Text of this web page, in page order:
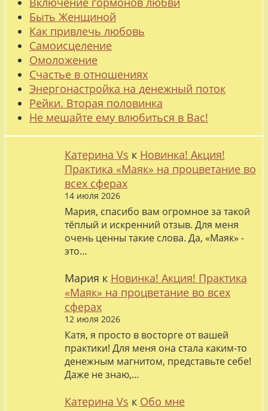
Быть Женщиной
Как привлечь любовь
Самоисцеление
Омоложение
Счастье в отношениях
Энергонастройка на денежный поток
Рейки. Вторая половинка
Не мешайте ему влюбиться в Вас!
Катерина Vs к Новинка! Акция!
Практика «Маяк» на процветание во
всех сферах
14 июля 2026
Мария, спасибо вам огромное за такой
тёплый и искренний отзыв. Для меня
очень ценны такие слова. Да, «Маяк» -
это…
Мария к Новинка! Акция! Практика
«Маяк» на процветание во всех
сферах
12 июля 2026
Катя, я просто в восторге от вашей
практики! Для меня она стала каким-то
денежным магнитом, представьте себе!
Даже не знаю,…
Катерина Vs к Обо мне